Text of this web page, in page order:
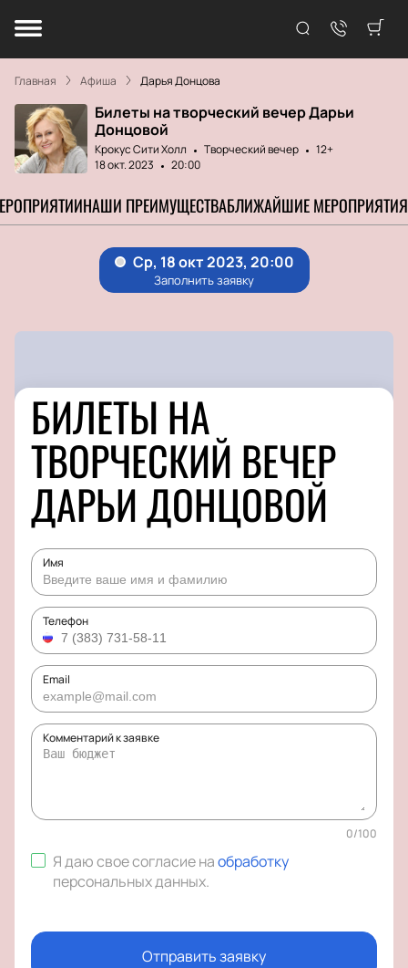
Главная Афиша Дарья Донцова
Билеты на творческий вечер Дарьи
Донцовой
Крокус Сити Холл Творческий вечер
12+
18 окт. 2023
20:00
НАШИ ПРЕИМУЩЕСТВАБЛИЖАЙШИЕ МЕРОПРИЯТИЯ
БИЛЕТЫ НА
ТВОРЧЕСКИЙ ВЕЧЕР
ДАРЬИ ДОНЦОВОЙ
Имя
Телефон
Email
Комментарий к заявке
0/100
Я даю свое согласие наобработку
персональных данных.
Отправить заявку